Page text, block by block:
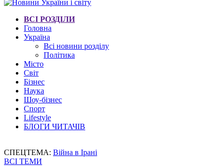
ВСІ РОЗДІЛИ
Головна
Україна
Всі новини розділу
Політика
Місто
Світ
Бізнес
Наука
Шоу-бізнес
Спорт
Lifestyle
БЛОГИ ЧИТАЧІВ
СПЕЦТЕМА: Війна в Ірані
ВСІ ТЕМИ